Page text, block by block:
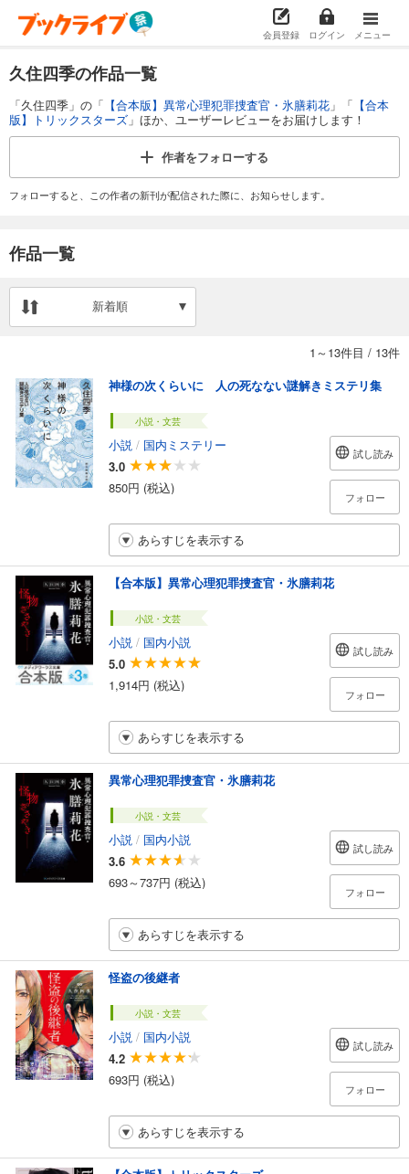
会員登録 ログイン メニュー
久住四季の作品一覧
「久住四季」の「 【合本版】異常心理犯罪捜査官・氷膳莉花 」「 【合本
版】トリックスターズ 」ほか、ユーザーレビューをお届けします！
作者をフォローする
フォローすると、この作者の新刊が配信された際に、お知らせします。
作品一覧
新着順
1～13件目 / 13件
神様の次くらいに 人の死なない謎解きミステリ集
小説・文芸
小説 / 国内ミステリー
3.0
850円 (税込)
試し読み
フォロー
あらすじを表示する
【合本版】異常心理犯罪捜査官・氷膳莉花
小説・文芸
小説 / 国内小説
5.0
1,914円 (税込)
試し読み
フォロー
あらすじを表示する
異常心理犯罪捜査官・氷膳莉花
小説・文芸
小説 / 国内小説
3.6
693～737円 (税込)
試し読み
フォロー
あらすじを表示する
怪盗の後継者
小説・文芸
小説 / 国内小説
4.2
693円 (税込)
試し読み
フォロー
あらすじを表示する